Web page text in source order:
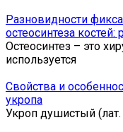
Разновидности
остеосинтеза
Остеосинтез – это
используется
Свойства и
укропа
Укроп душистый